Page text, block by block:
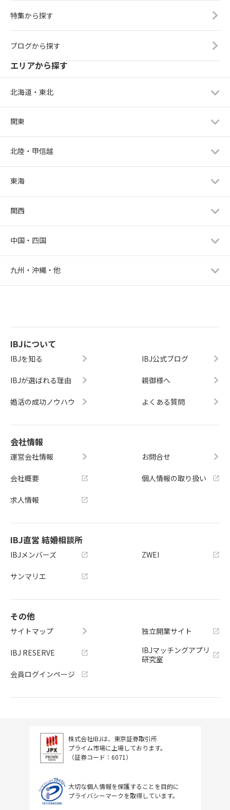
特集から探す
ブログから探す
エリアから探す
北海道・東北
関東
北陸・甲信越
東海
関西
中国・四国
九州・沖縄・他
IBJについて
IBJを知る
IBJが選ばれる理由
婚活の成功ノウハウ
IBJ公式ブログ
親御様へ
よくある質問
会社情報
運営会社情報
会社概要
求人情報
お問合せ
個人情報の取り扱い
IBJ直営 結婚相談所
IBJメンバーズ
サンマリエ
ZWEI
その他
サイトマップ
IBJ RESERVE
会員ログインページ
独立開業サイト
IBJマッチングアプリ
研究室
株式会社IBJは、東京証券取引所
プライム市場に上場しております。
（証券コード：6071）
大切な個人情報を保護することを目的に
プライバシーマークを取得しています。